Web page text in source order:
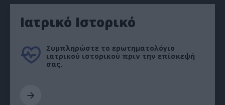
Ιατρικό Ιστορικό
Συμπληρώστε το ερωτηματολόγιο
ιατρικού ιστορικού πριν την επίσκεψή
σας.